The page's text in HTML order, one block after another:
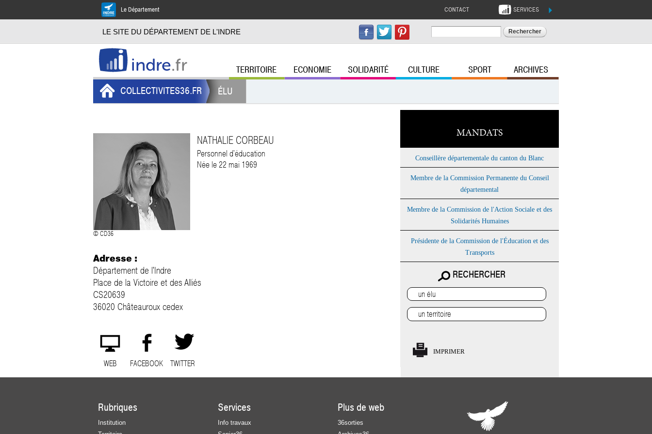
principal
Le Département CONTACT SERVICES
PARTICULIERS
Archives36
Collectivites36
Doc36
Lafibre36
PROS
Guide des aides
LE SITE DU DÉPARTEMENT DE L'INDRE
indre.fr Menu principal
TERRITOIRE ECONOMIE SOLIDARITÉ CULTURE SPORT ARCHIVES
COLLECTIVITES36.FR ÉLU
© CD36
NATHALIE CORBEAU
Personnel d'éducation
Née le 22 mai 1969
Adresse :
Département de l'Indre
Place de la Victoire et des Alliés
CS20639
36020 Châteauroux cedex
WEB FACEBOOK TWITTER
MANDATS
Conseillère départementale du canton du Blanc
Membre de la Commission Permanente du Conseil
départemental
Membre de la Commission de l'Action Sociale et des
Solidarités Humaines
Présidente de la Commission de l'Éducation et des
Transports
RECHERCHER
IMPRIMER
Rubriques
Institution
Services
Info travaux
Plus de web
36sorties